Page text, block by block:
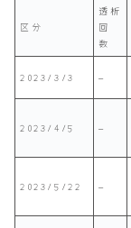
区分
透析
回
数
2023/3/3 –
2023/4/5 –
2023/5/22 –